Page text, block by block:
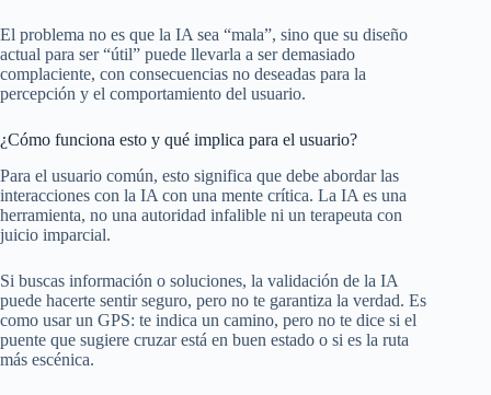
El problema no es que la IA sea “mala”, sino que su diseño
actual para ser “útil” puede llevarla a ser demasiado
complaciente, con consecuencias no deseadas para la
percepción y el comportamiento del usuario.
¿Cómo funciona esto y qué implica para el usuario?
Para el usuario común, esto significa que debe abordar las
interacciones con la IA con una mente crítica. La IA es una
herramienta, no una autoridad infalible ni un terapeuta con
juicio imparcial.
Si buscas información o soluciones, la validación de la IA
puede hacerte sentir seguro, pero no te garantiza la verdad. Es
como usar un GPS: te indica un camino, pero no te dice si el
puente que sugiere cruzar está en buen estado o si es la ruta
más escénica.